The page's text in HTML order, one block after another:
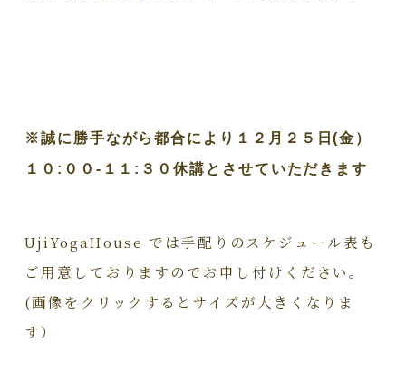
※誠に勝手ながら都合により１２月２５日(金）
１０:００‐１１:３０休講とさせていただきます
UjiYogaHouse では手配りのスケジュール表も
ご用意しておりますのでお申し付けください。
(画像をクリックするとサイズが大きくなりま
す）